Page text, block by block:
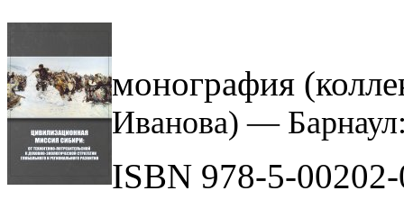
монография
Иванова) —
ISBN 978-5-